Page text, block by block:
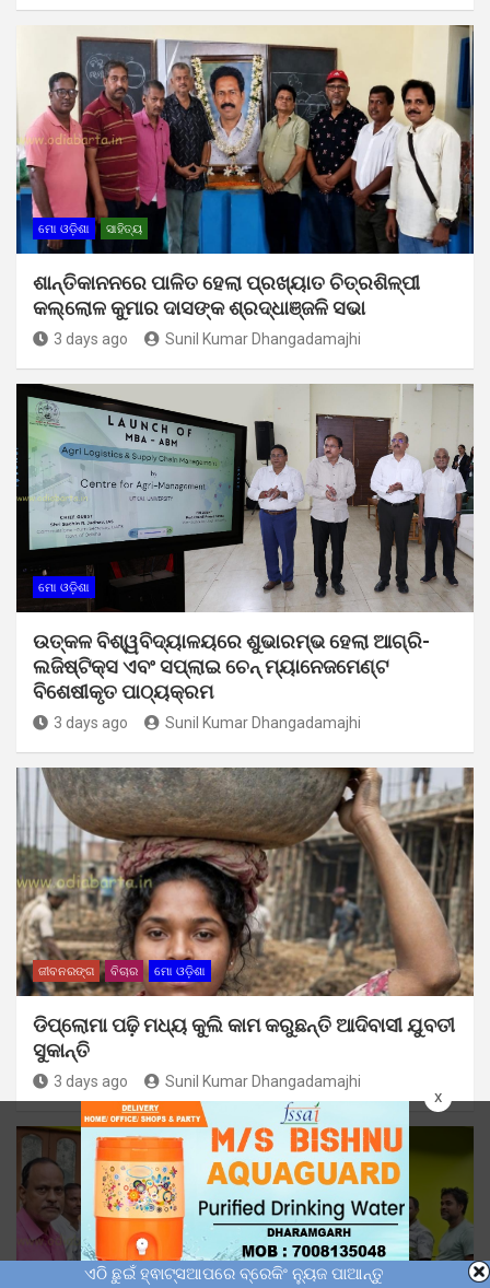
x
ମୋ ଓଡ଼ିଶା ସାହିତ୍ୟ
ଶାନ୍ତିକାନନରେ ପାଳିତ ହେଲା ପ୍ରଖ୍ୟାତ ଚିତ୍ରଶିଳ୍ପୀ
କଲ୍ଲୋଳ କୁମାର ଦାସଙ୍କ ଶ୍ରଦ୍ଧାଞ୍ଜଳି ସଭା
3 days ago Sunil Kumar Dhangadamajhi
ମୋ ଓଡ଼ିଶା
ଉତ୍କଳ ବିଶ୍ୱବିଦ୍ୟାଳୟରେ ଶୁଭାରମ୍ଭ ହେଲା ଆଗ୍ରି-
ଲଜିଷ୍ଟିକ୍ସ ଏବଂ ସପ୍ଲାଇ ଚେନ୍ ମ୍ୟାନେଜମେଣ୍ଟ
ବିଶେଷୀକୃତ ପାଠ୍ୟକ୍ରମ
3 days ago Sunil Kumar Dhangadamajhi
ଜୀବନରଙ୍ଗ ବିଚାର ମୋ ଓଡ଼ିଶା
ଡିପ୍ଲୋମା ପଢ଼ି ମଧ୍ୟ କୁଲି କାମ କରୁଛନ୍ତି ଆଦିବାସୀ ଯୁବତୀ
ସୁକାନ୍ତି
3 days ago Sunil Kumar Dhangadamajhi
ଏଠି ଛୁଇଁ ହ୍ଵାଟ୍ସଆପରେ ବ୍ରେକିଂ ନ୍ୟୁଜ ପାଆନ୍ତୁ